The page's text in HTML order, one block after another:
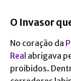
O Invasor
No coração da
Real abrigava
proibidos.